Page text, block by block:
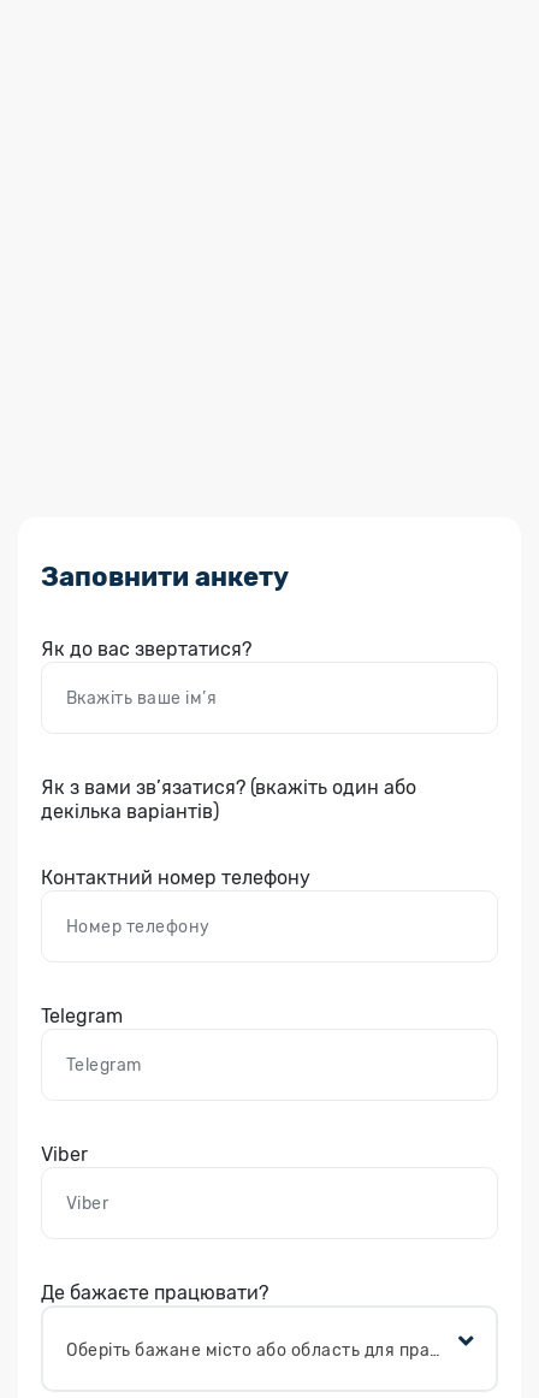
Заповнити анкету
Як до вас звертатися?
Як з вами зв’язатися? (вкажіть один або
декілька варіантів)
Контактний номер телефону
Telegram
Viber
Де бажаєте працювати?
Оберіть бажане місто або область для працевлаштування